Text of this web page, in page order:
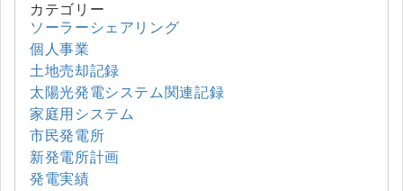
カテゴリー
ソーラーシェアリング
個人事業
土地売却記録
太陽光発電システム関連記録
家庭用システム
市民発電所
新発電所計画
発電実績